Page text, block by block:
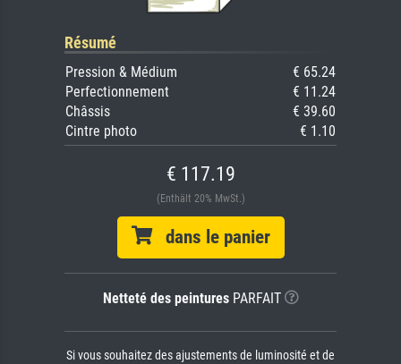
Résumé
Pression & Médium
€ 65.24
Perfectionnement
€ 11.24
Châssis
€ 39.60
Cintre photo
€ 1.10
€ 117.19
(Enthält 20% MwSt.)
dans le panier
Netteté des peinturesPARFAIT
Si vous souhaitez des ajustements de luminosité et de